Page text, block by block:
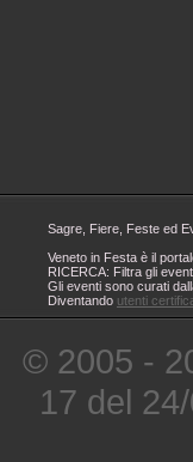
Sagre, Fiere, Feste ed
Veneto in Festa è il
RICERCA: Filtra gli
Gli eventi sono curati
Diventando utenti
© 2005 -
17 del